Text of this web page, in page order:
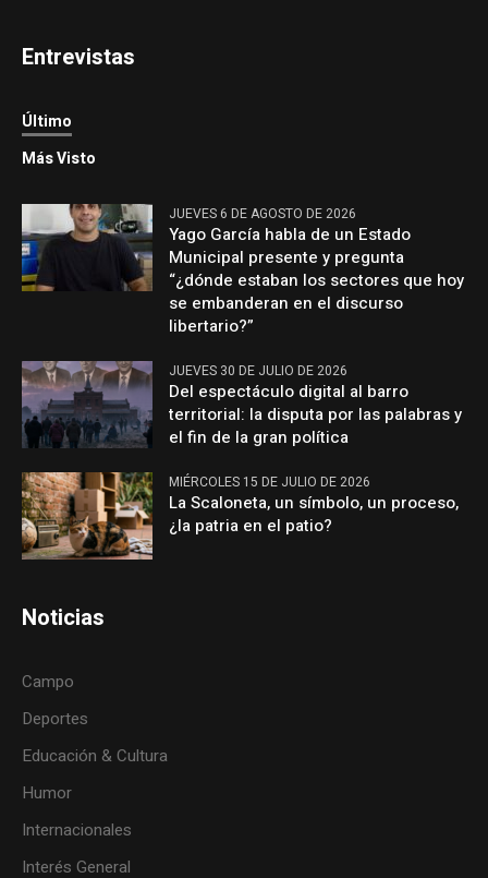
Entrevistas
Último
Más Visto
JUEVES 6 DE AGOSTO DE 2026
Yago García habla de un Estado
Municipal presente y pregunta
“¿dónde estaban los sectores que hoy
se embanderan en el discurso
libertario?”
JUEVES 30 DE JULIO DE 2026
Del espectáculo digital al barro
territorial: la disputa por las palabras y
el fin de la gran política
MIÉRCOLES 15 DE JULIO DE 2026
La Scaloneta, un símbolo, un proceso,
¿la patria en el patio?
Noticias
Campo
Deportes
Educación & Cultura
Humor
Internacionales
Interés General